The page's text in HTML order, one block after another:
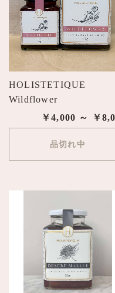
HOLISTETIQUE
Wildflower
￥4,000 ～ ￥
品切れ中